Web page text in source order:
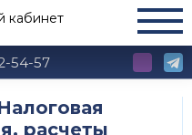
54-57
расчеты